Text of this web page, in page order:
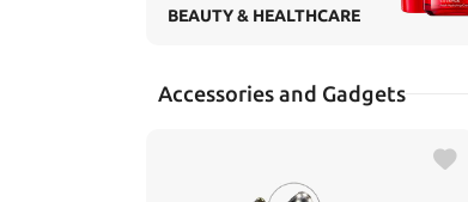
BEAUTY & HEALTHCARE
Accessories and Gadgets